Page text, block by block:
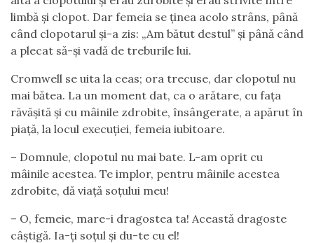
limbă și clopot. Dar femeia se ținea acolo strâns, până
când clopotarul și-a zis: „Am bătut destul” și până când
a plecat să-și vadă de treburile lui.
Cromwell se uita la ceas; ora trecuse, dar clopotul nu
mai bătea. La un moment dat, ca o arătare, cu fața
răvășită și cu mâinile zdrobite, însângerate, a apărut în
piață, la locul execuției, femeia iubitoare.
– Domnule, clopotul nu mai bate. L-am oprit cu
mâinile acestea. Te implor, pentru mâinile acestea
zdrobite, dă viață soțului meu!
– O, femeie, mare-i dragostea ta! Această dragoste
câștigă. Ia-ți soțul și du-te cu el!